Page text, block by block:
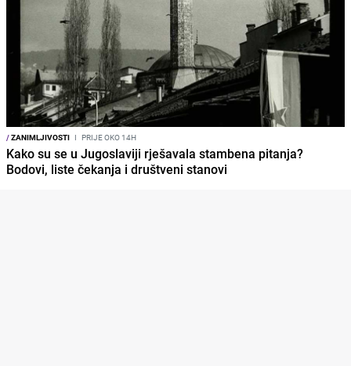
/ZANIMLJIVOSTI I PRIJE OKO 14H
Kako su se u Jugoslaviji rješavala stambena pitanja?
Bodovi, liste čekanja i društveni stanovi